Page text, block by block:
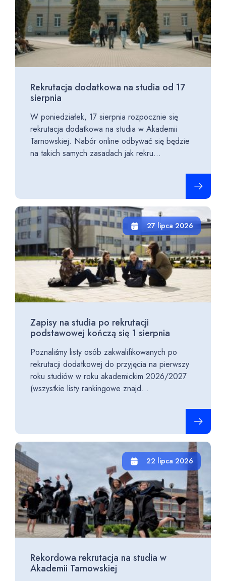
Rekrutacja dodatkowa na studia od 17
sierpnia
W poniedziałek, 17 sierpnia rozpocznie się
rekrutacja dodatkowa na studia w Akademii
Tarnowskiej. Nabór online odbywać się będzie
na takich samych zasadach jak rekru...
27 lipca 2026
Zapisy na studia po rekrutacji
podstawowej kończą się 1 sierpnia
Poznaliśmy listy osób zakwalifikowanych po
rekrutacji dodatkowej do przyjęcia na pierwszy
roku studiów w roku akademickim 2026/2027
(wszystkie listy rankingowe znajd...
22 lipca 2026
Rekordowa rekrutacja na studia w
Akademii Tarnowskiej